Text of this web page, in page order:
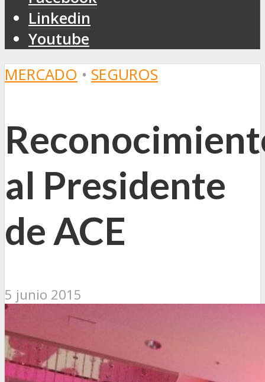
Linkedin
Youtube
MERCADO • SEGUROS
al Presidente
de ACE
5 junio 2015